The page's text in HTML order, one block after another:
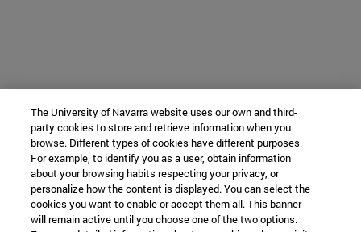
The University of Navarra website uses our own and third-
party cookies to store and retrieve information when you
browse. Different types of cookies have different purposes.
For example, to identify you as a user, obtain information
about your browsing habits respecting your privacy, or
personalize how the content is displayed. You can select the
cookies you want to enable or accept them all. This banner
will remain active until you choose one of the two options.